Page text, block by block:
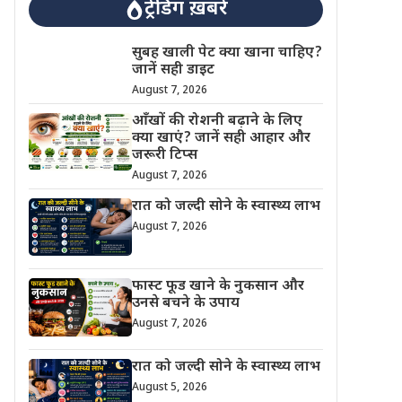
ट्रेंडिंग ख़बरें
सुबह खाली पेट क्या खाना चाहिए?
जानें सही डाइट
August 7, 2026
आँखों की रोशनी बढ़ाने के लिए
क्या खाएं? जानें सही आहार और
जरूरी टिप्स
August 7, 2026
रात को जल्दी सोने के स्वास्थ्य लाभ
August 7, 2026
फास्ट फूड खाने के नुकसान और
उनसे बचने के उपाय
August 7, 2026
रात को जल्दी सोने के स्वास्थ्य लाभ
August 5, 2026